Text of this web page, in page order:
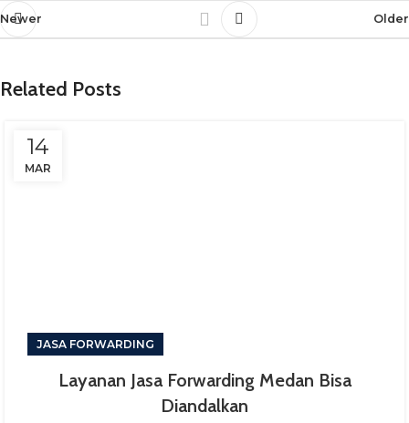
Newer Older
Related Posts
14
MAR
JASA FORWARDING
Layanan Jasa Forwarding Medan Bisa
Diandalkan